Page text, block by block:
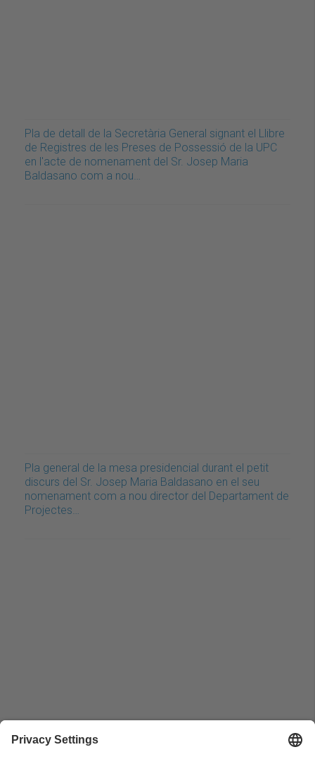
Pla de detall de la Secretària General signant el Llibre
de Registres de les Preses de Possessió de la UPC
en l'acte de nomenament del Sr. Josep Maria
Baldasano com a nou…
Pla general de la mesa presidencial durant el petit
discurs del Sr. Josep Maria Baldasano en el seu
nomenament com a nou director del Departament de
Projectes…